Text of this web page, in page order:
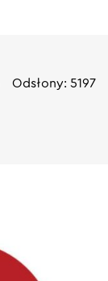
Odsłony: 5197